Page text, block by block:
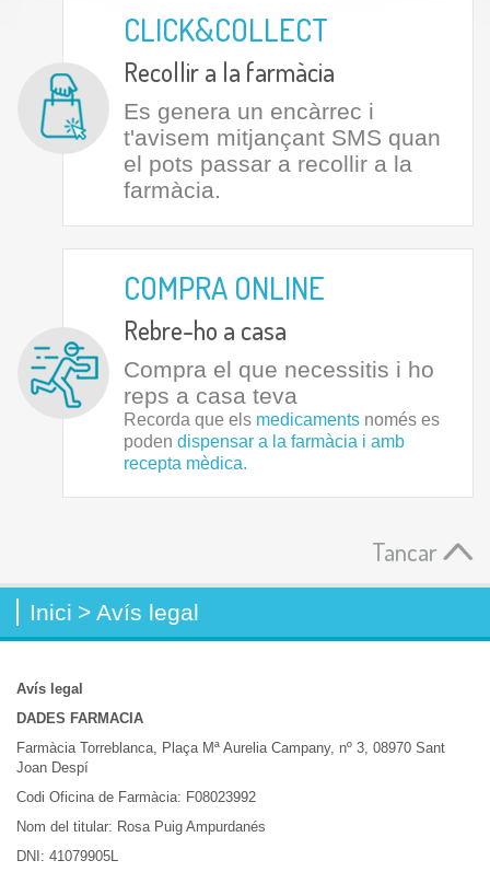
CLICK&COLLECT
Recollir a la farmàcia
Es genera un encàrrec i
t'avisem mitjançant SMS quan
el pots passar a recollir a la
farmàcia.
COMPRA ONLINE
Rebre-ho a casa
Compra el que necessitis i ho
reps a casa teva
Recorda que els medicaments només es
poden dispensar a la farmàcia i amb
recepta mèdica.
Tancar
Inici > Avís legal
Avís legal
DADES FARMACIA
Farmàcia Torreblanca, Plaça Mª Aurelia Campany, nº 3, 08970 Sant
Joan Despí
Codi Oficina de Farmàcia: F08023992
Nom del titular: Rosa Puig Ampurdanés
DNI: 41079905L